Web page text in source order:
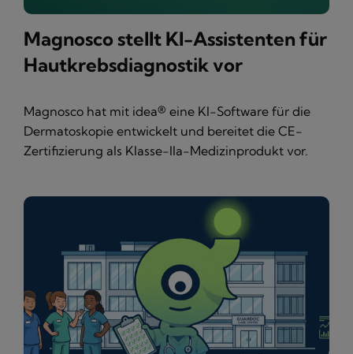
Magnosco stellt KI-Assistenten für
Hautkrebsdiagnostik vor
Magnosco hat mit idea® eine KI-Software für die
Dermatoskopie entwickelt und bereitet die CE-
Zertifizierung als Klasse-IIa-Medizinprodukt vor.